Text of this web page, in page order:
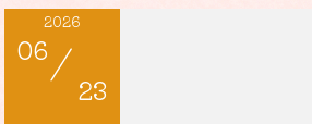
2026
06/ 23